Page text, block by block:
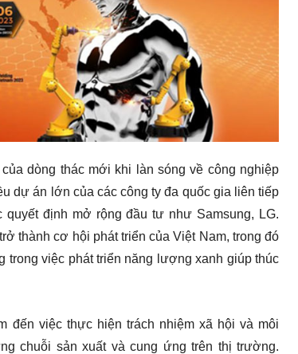
dòng thác mới khi làn sóng về công nghiệp
dự án lớn của các công ty đa quốc gia liên tiếp
định mở rộng đầu tư như Samsung, LG.
thành cơ hội phát triển của Việt Nam, trong đó
trong việc phát triển năng lượng xanh giúp thúc
đến việc thực hiện trách nhiệm xã hội và môi
chuỗi sản xuất và cung ứng trên thị trường.